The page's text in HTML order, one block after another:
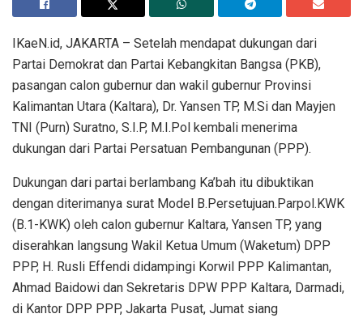
IKaeN.id, JAKARTA – Setelah mendapat dukungan dari
Partai Demokrat dan Partai Kebangkitan Bangsa (PKB),
pasangan calon gubernur dan wakil gubernur Provinsi
Kalimantan Utara (Kaltara), Dr. Yansen TP, M.Si dan Mayjen
TNI (Purn) Suratno, S.I.P, M.I.Pol kembali menerima
dukungan dari Partai Persatuan Pembangunan (PPP).
Dukungan dari partai berlambang Ka’bah itu dibuktikan
dengan diterimanya surat Model B.Persetujuan.Parpol.KWK
(B.1-KWK) oleh calon gubernur Kaltara, Yansen TP, yang
diserahkan langsung Wakil Ketua Umum (Waketum) DPP
PPP, H. Rusli Effendi didampingi Korwil PPP Kalimantan,
Ahmad Baidowi dan Sekretaris DPW PPP Kaltara, Darmadi,
di Kantor DPP PPP, Jakarta Pusat, Jumat siang